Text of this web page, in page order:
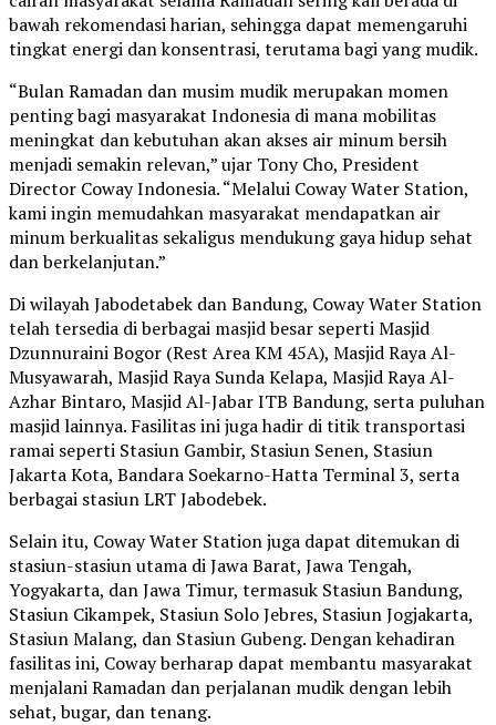
bawah rekomendasi harian, sehingga dapat memengaruhi
tingkat energi dan konsentrasi, terutama bagi yang mudik.
“Bulan Ramadan dan musim mudik merupakan momen
penting bagi masyarakat Indonesia di mana mobilitas
meningkat dan kebutuhan akan akses air minum bersih
menjadi semakin relevan,” ujar Tony Cho, President
Director Coway Indonesia. “Melalui Coway Water Station,
kami ingin memudahkan masyarakat mendapatkan air
minum berkualitas sekaligus mendukung gaya hidup sehat
dan berkelanjutan.”
Di wilayah Jabodetabek dan Bandung, Coway Water Station
telah tersedia di berbagai masjid besar seperti Masjid
Dzunnuraini Bogor (Rest Area KM 45A), Masjid Raya Al-
Musyawarah, Masjid Raya Sunda Kelapa, Masjid Raya Al-
Azhar Bintaro, Masjid Al-Jabar ITB Bandung, serta puluhan
masjid lainnya. Fasilitas ini juga hadir di titik transportasi
ramai seperti Stasiun Gambir, Stasiun Senen, Stasiun
Jakarta Kota, Bandara Soekarno-Hatta Terminal 3, serta
berbagai stasiun LRT Jabodebek.
Selain itu, Coway Water Station juga dapat ditemukan di
stasiun-stasiun utama di Jawa Barat, Jawa Tengah,
Yogyakarta, dan Jawa Timur, termasuk Stasiun Bandung,
Stasiun Cikampek, Stasiun Solo Jebres, Stasiun Jogjakarta,
Stasiun Malang, dan Stasiun Gubeng. Dengan kehadiran
fasilitas ini, Coway berharap dapat membantu masyarakat
menjalani Ramadan dan perjalanan mudik dengan lebih
sehat, bugar, dan tenang.